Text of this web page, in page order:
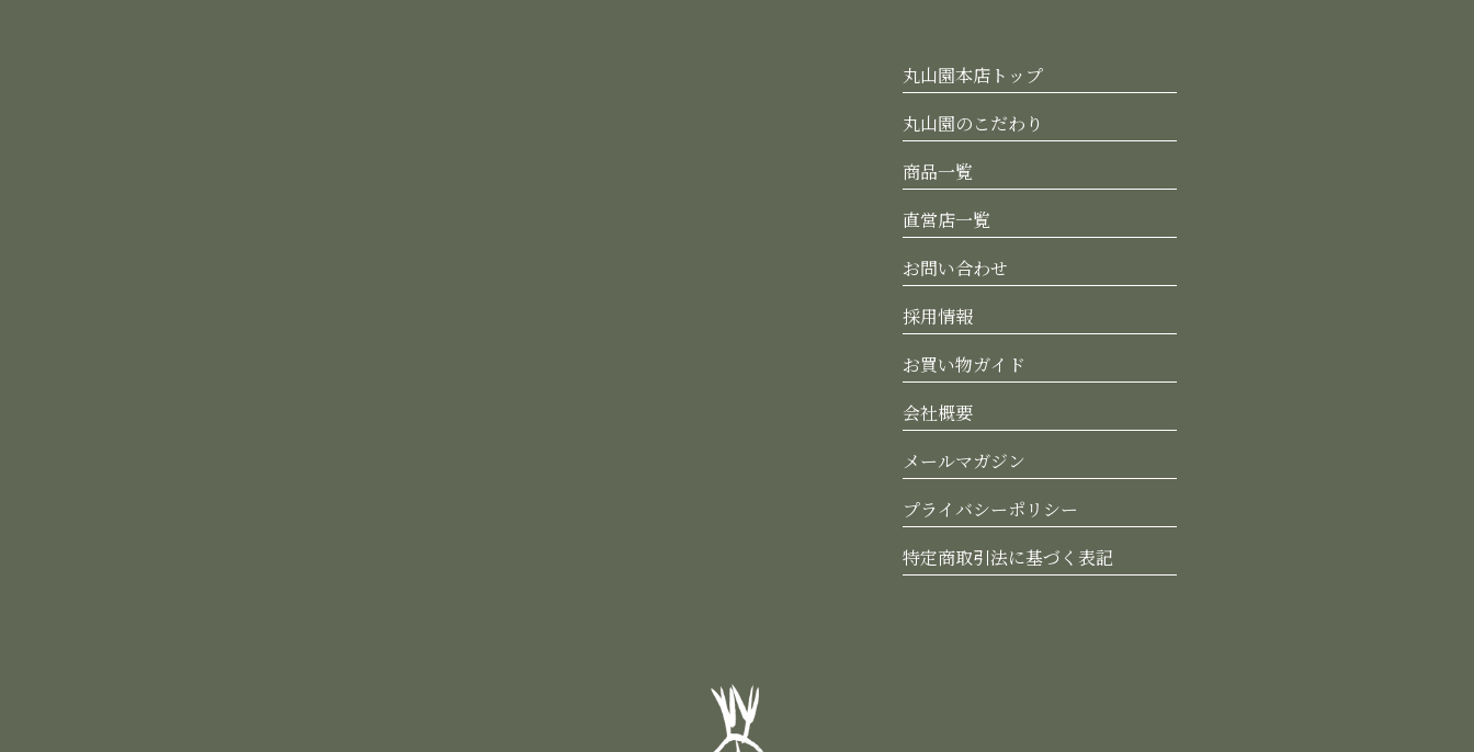
丸山園本店トップ
丸山園のこだわり
商品一覧
直営店一覧
お問い合わせ
採用情報
お買い物ガイド
会社概要
メールマガジン
プライバシーポリシー
特定商取引法に基づく表記